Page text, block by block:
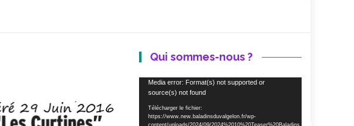
Qui sommes-nous ?
Lecteur
vidéo
Media error: Format(s) not supported or
source(s) not found
Télécharger le fichier:
https://www.new.baladinsduvalgelon.fr/wp-
content/uploads/2024/09/2024%2010%20Teaser%20Baladins.mp4?